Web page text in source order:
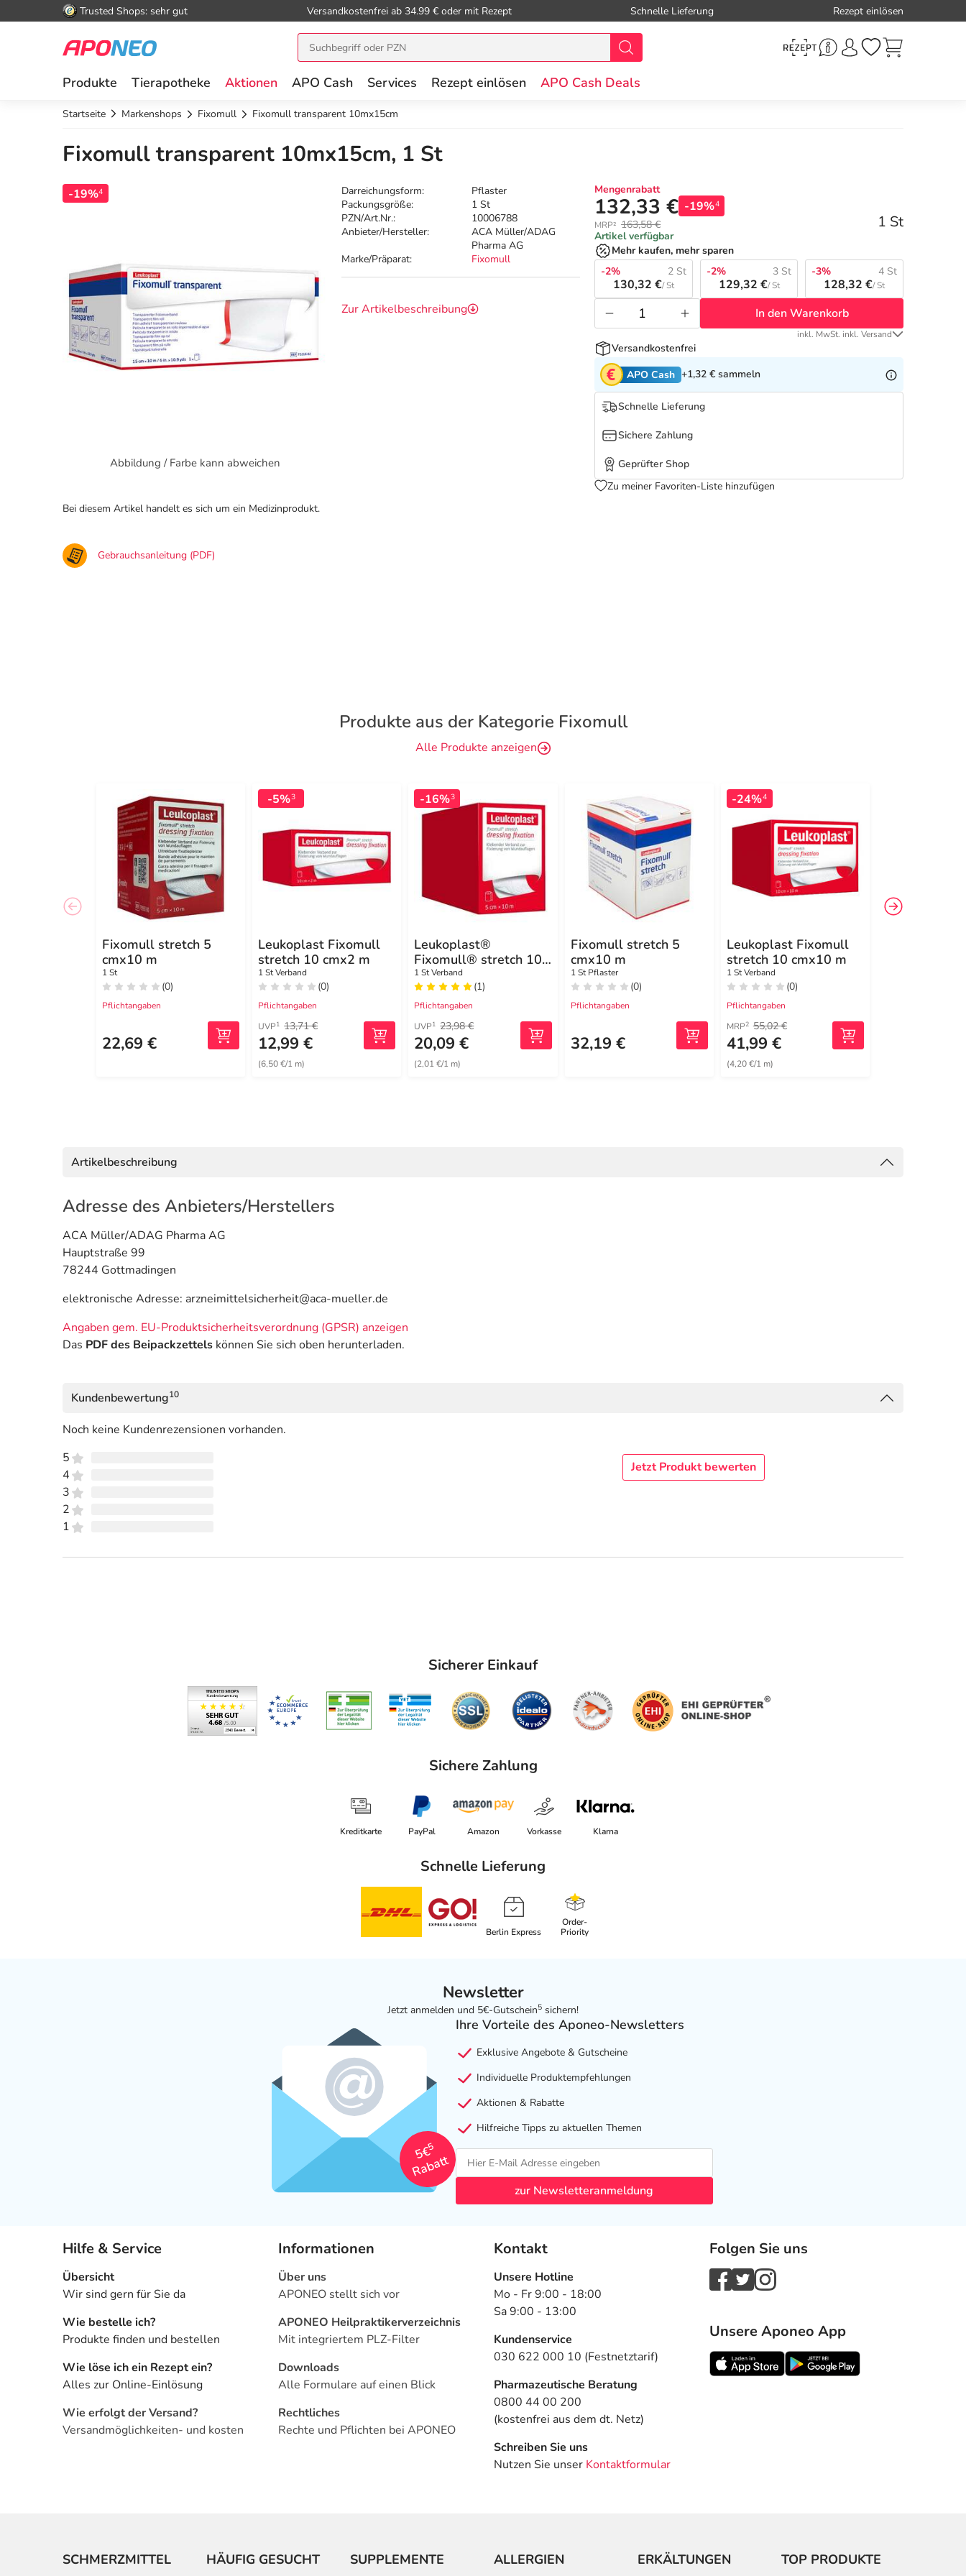
Trusted Shops: sehr gut Versandkostenfrei ab 34.99 € oder mit Rezept Schnelle Lieferung Rezept einlösen
Produkte Tierapotheke Aktionen APO Cash Services Rezept einlösen APO Cash Deals
Startseite Markenshops Fixomull Fixomull transparent 10mx15cm
Fixomull transparent 10mx15cm, 1 St
-19%4
Abbildung / Farbe kann abweichen
Darreichungsform:
Pflaster
Packungsgröße:
1 St
PZN/Art.Nr.:
10006788
Anbieter/Hersteller:
ACA Müller/ADAG
Pharma AG
Marke/Präparat:
Fixomull
Zur Artikelbeschreibung
Mengenrabatt
132,33 € -19%4
MRP² 163,58 € 1 St
Artikel verfügbar
Mehr kaufen, mehr sparen
-2%
2 St
130,32 €/ St
-2% 3 St
129,32 €/ St
-3% 4 St
128,32 €/ St
In den Warenkorb
inkl. MwSt. inkl. Versand
Versandkostenfrei
APO Cash +1,32 € sammeln
Schnelle Lieferung
Sichere Zahlung
Geprüfter Shop
Zu meiner Favoriten-Liste hinzufügen
Bei diesem Artikel handelt es sich um ein Medizinprodukt.
Gebrauchsanleitung (PDF)
Produkte aus der Kategorie Fixomull
Alle Produkte anzeigen
Fixomull stretch 5
cmx10 m
1 St
(0)
Pflichtangaben
22,69 €
-5%3
Leukoplast Fixomull
stretch 10 cmx2 m
1 St Verband
(0)
Pflichtangaben
UVP1 13,71 €
12,99 €
(6,50 €/1 m)
-16%3
Leukoplast®
Fixomull® stretch 10
m x 5 cm
1 St Verband
(1)
Pflichtangaben
UVP1 23,98 €
20,09 €
(2,01 €/1 m)
Fixomull stretch 5
cmx10 m
1 St Pflaster
(0)
Pflichtangaben
32,19 €
-24%4
Leukoplast Fixomull
stretch 10 cmx10 m
1 St Verband
(0)
Pflichtangaben
MRP2 55,02 €
41,99 €
(4,20 €/1 m)
Artikelbeschreibung
Adresse des Anbieters/Herstellers
ACA Müller/ADAG Pharma AG
Hauptstraße 99
78244 Gottmadingen
elektronische Adresse: arzneimittelsicherheit@aca-mueller.de
Angaben gem. EU-Produktsicherheitsverordnung (GPSR) anzeigen
Das PDF des Beipackzettels können Sie sich oben herunterladen.
Kundenbewertung10
Noch keine Kundenrezensionen vorhanden.
5
4
3
2
1
Jetzt Produkt bewerten
Sicherer Einkauf
Sichere Zahlung
Kreditkarte PayPal Amazon Vorkasse Klarna
Schnelle Lieferung
Berlin Express
Order-
Priority
Newsletter
Jetzt anmelden und 5€-Gutschein5 sichern!
5€
5
Rabatt
Ihre Vorteile des Aponeo-Newsletters
Exklusive Angebote & Gutscheine
Individuelle Produktempfehlungen
Aktionen & Rabatte
Hilfreiche Tipps zu aktuellen Themen
zur Newsletteranmeldung
Hilfe & Service
Übersicht
Wir sind gern für Sie da
Wie bestelle ich?
Produkte finden und bestellen
Wie löse ich ein Rezept ein?
Alles zur Online-Einlösung
Wie erfolgt der Versand?
Versandmöglichkeiten- und kosten
Informationen
Über uns
APONEO stellt sich vor
APONEO Heilpraktikerverzeichnis
Mit integriertem PLZ-Filter
Downloads
Alle Formulare auf einen Blick
Rechtliches
Rechte und Pflichten bei APONEO
Kontakt
Unsere Hotline
Mo - Fr 9:00 - 18:00
Sa 9:00 - 13:00
Kundenservice
030 622 000 10 (Festnetztarif)
Pharmazeutische Beratung
0800 44 00 200
(kostenfrei aus dem dt. Netz)
Schreiben Sie uns
Nutzen Sie unser Kontaktformular
Folgen Sie uns
Unsere Aponeo App
SCHMERZMITTEL HÄUFIG GESUCHT SUPPLEMENTE ALLERGIEN ERKÄLTUNGEN TOP PRODUKTE